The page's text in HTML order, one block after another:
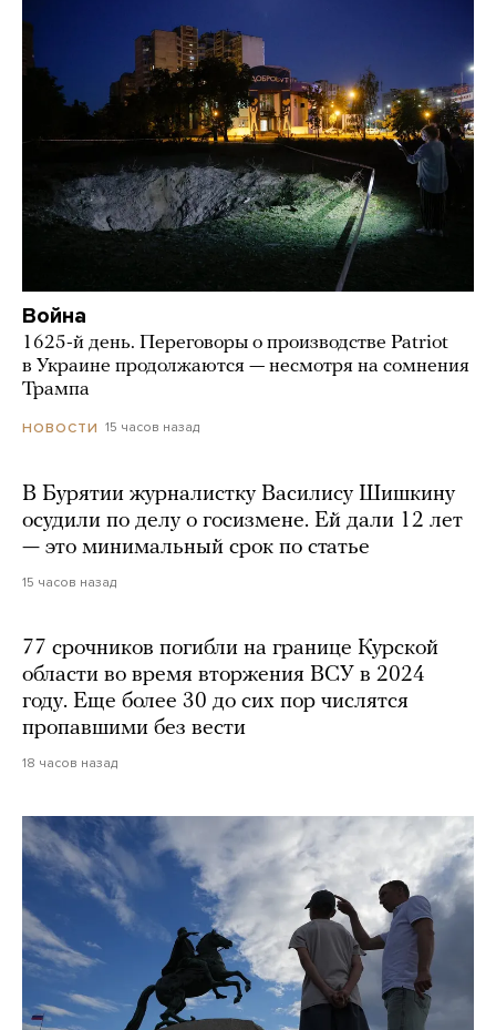
Война
1625-й день. Переговоры о производстве Patriot
в Украине продолжаются — несмотря на сомнения
Трампа
НОВОСТИ 15 часов назад
В Бурятии журналистку Василису Шишкину
осудили по делу о госизмене. Ей дали 12 лет
— это минимальный срок по статье
15 часов назад
77 срочников погибли на границе Курской
области во время вторжения ВСУ в 2024
году. Еще более 30 до сих пор числятся
пропавшими без вести
18 часов назад